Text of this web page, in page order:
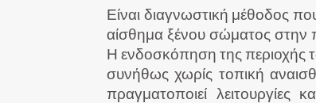
Είναι διαγνωστική μέθοδος
αίσθημα ξένου σώματος στην
Η ενδοσκόπηση της περιοχής
συνήθως χωρίς τοπική
πραγματοποιεί